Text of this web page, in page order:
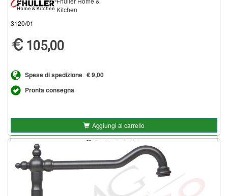
Kitchen
3120/01
105,00
Spese di spedizione € 9,00
Pronta consegna
Aggiungi al carrello
Aggiungi alla lista